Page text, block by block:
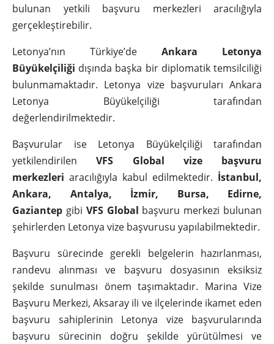
bulunan yetkili başvuru merkezleri aracılığıyla
gerçekleştirebilir.
Letonya’nın Türkiye’de Ankara Letonya
Büyükelçiliği dışında başka bir diplomatik temsilciliği
bulunmamaktadır. Letonya vize başvuruları Ankara
Letonya Büyükelçiliği tarafından
değerlendirilmektedir.
Başvurular ise Letonya Büyükelçiliği tarafından
yetkilendirilenVFS Global vize başvuru
merkezleri aracılığıyla kabul edilmektedir. İstanbul,
Ankara, Antalya, İzmir, Bursa, Edirne,
Gaziantep gibi VFS Global başvuru merkezi bulunan
şehirlerden Letonya vize başvurusu yapılabilmektedir.
Başvuru sürecinde gerekli belgelerin hazırlanması,
randevu alınması ve başvuru dosyasının eksiksiz
şekilde sunulması önem taşımaktadır. Marina Vize
Başvuru Merkezi, Aksaray ili ve ilçelerinde ikamet eden
başvuru sahiplerinin Letonya vize başvurularında
başvuru sürecinin doğru şekilde yürütülmesi ve